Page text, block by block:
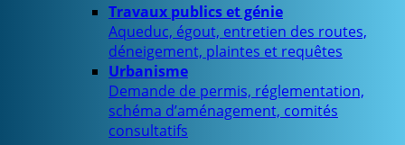
Travaux publics et génie
Aqueduc, égout, entretien des routes,
déneigement, plaintes et requêtes
Urbanisme
Demande de permis, réglementation,
schéma d’aménagement, comités
consultatifs